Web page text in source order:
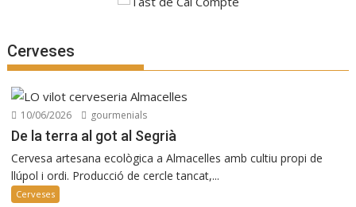
Cerveses
10/06/2026 gourmenials
De la terra al got al Segrià
Cervesa artesana ecològica a Almacelles amb cultiu propi de
llúpol i ordi. Producció de cercle tancat,...
Cerveses